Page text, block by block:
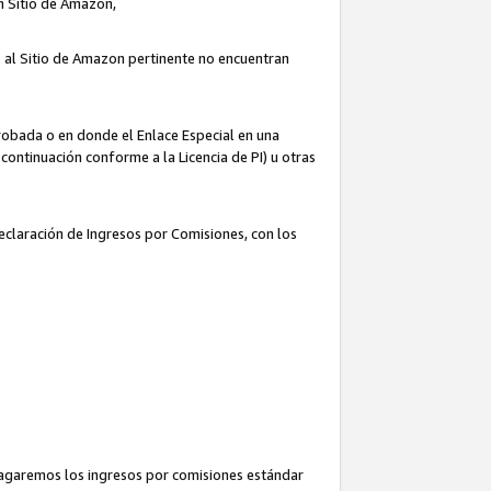
Sitio de Amazon pertinente no encuentran
o en donde el Enlace Especial en una
conforme a la Licencia de PI) u otras
de Ingresos por Comisiones, con los
los ingresos por comisiones estándar